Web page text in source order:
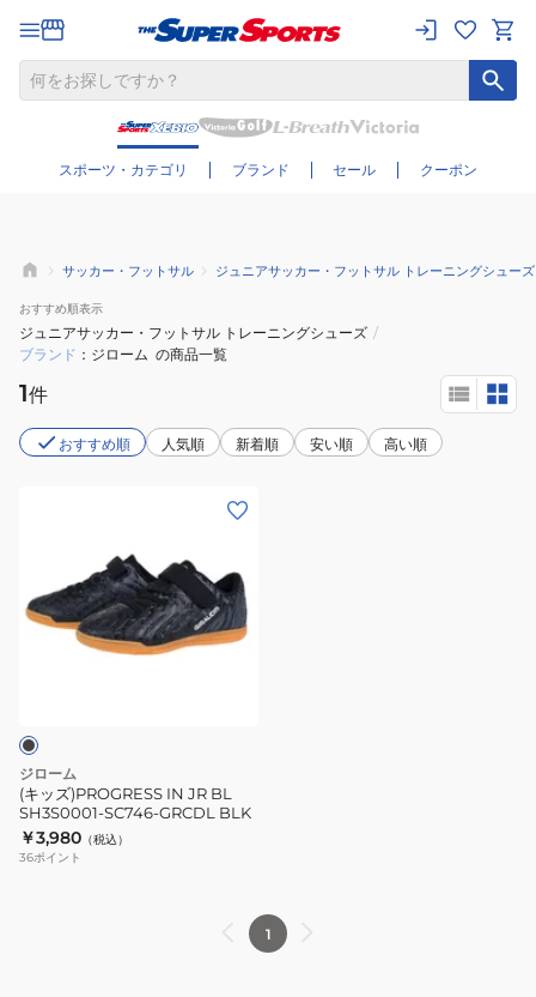
スポーツ・カテゴリ ブランド セール クーポン
さらに絞り込む
サッカー・フットサル ジュニアサッカー・フットサル トレーニングシューズ
おすすめ順表示
ジュニアサッカー・フットサル トレーニングシューズ /
ブランド
ジローム の商品一覧
1件
おすすめ順 人気順 新着順 安い順 高い順
ズ)PROGRESS
JR
GRCDL
BLK
ジローム
(キッズ)PROGRESS IN JR BL
SH3S0001-SC746-GRCDL BLK
￥3,980 （税込）
36ポイント
1